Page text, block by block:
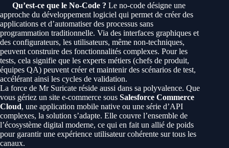
Qu’est-ce que le No-Code ? Le no-code désigne une
approche du développement logiciel qui permet de créer des
applications et d’automatiser des processus sans
programmation traditionnelle. Via des interfaces graphiques et
des configurateurs, les utilisateurs, même non-techniques,
peuvent construire des fonctionnalités complexes. Pour les
tests, cela signifie que les experts métiers (chefs de produit,
équipes QA) peuvent créer et maintenir des scénarios de test,
accélérant ainsi les cycles de validation.
La force de Mr Suricate réside aussi dans sa polyvalence. Que
vous gériez un site e-commerce sous Salesforce Commerce
Cloud, une application mobile native ou une série d’API
complexes, la solution s’adapte. Elle couvre l’ensemble de
l’écosystème digital moderne, ce qui en fait un allié de poids
pour garantir une expérience utilisateur cohérente sur tous les
canaux.